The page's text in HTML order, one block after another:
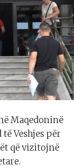
Maqedoninë
Veshjes për
që vizitojnë